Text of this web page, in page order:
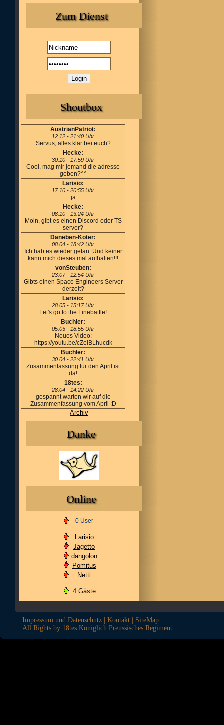
Zum Dienst
Shoutbox
AustrianPatriot:
12.12 - 21:40 Uhr
Servus, alles klar bei euch?
Hecke:
30.10 - 17:59 Uhr
Cool, mag mir jemand die adresse
geben?^^
Larisio:
17.10 - 20:55 Uhr
ja
Hecke:
08.10 - 13:24 Uhr
Moin, gibt es einen Discord oder TS
server?
Daneben-Koter:
08.04 - 18:42 Uhr
Ich hab es wieder getan. Und keiner
kann mich dieses mal aufhalten!!!
vonSteuben:
23.07 - 12:54 Uhr
Gibts einen Space Engineers Server
derzeit?
Larisio:
28.05 - 15:17 Uhr
Let's go to the Linebattle!
Buchler:
05.05 - 18:55 Uhr
Neues Video:
https://youtu.be/cZeIBLhucdk
Buchler:
30.04 - 22:41 Uhr
Zusammenfassung für den April ist
da!
18tes:
28.04 - 14:22 Uhr
gespannt warten wir auf die
Zusammenfassung vom April :D
Archiv
Danke
Online
0 User
Larisio
Jagetto
dangolon
Pomitus
Netti
4 Gäste
Impressum und Datenschutz Kontakt
SiteMap
All Rights by 18tes Königlich Preussisches Regiment